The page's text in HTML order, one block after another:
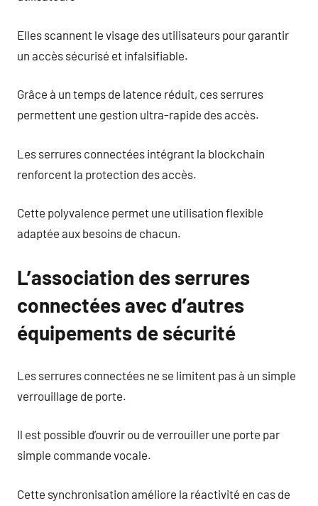
Elles scannent le visage des utilisateurs pour garantir
un accès sécurisé et infalsifiable.
Grâce à un temps de latence réduit, ces serrures
permettent une gestion ultra-rapide des accès.
Les serrures connectées intégrant la blockchain
renforcent la protection des accès.
Cette polyvalence permet une utilisation flexible
adaptée aux besoins de chacun.
L’association des serrures
connectées avec d’autres
équipements de sécurité
Les serrures connectées ne se limitent pas à un simple
verrouillage de porte.
Il est possible d’ouvrir ou de verrouiller une porte par
simple commande vocale.
Cette synchronisation améliore la réactivité en cas de